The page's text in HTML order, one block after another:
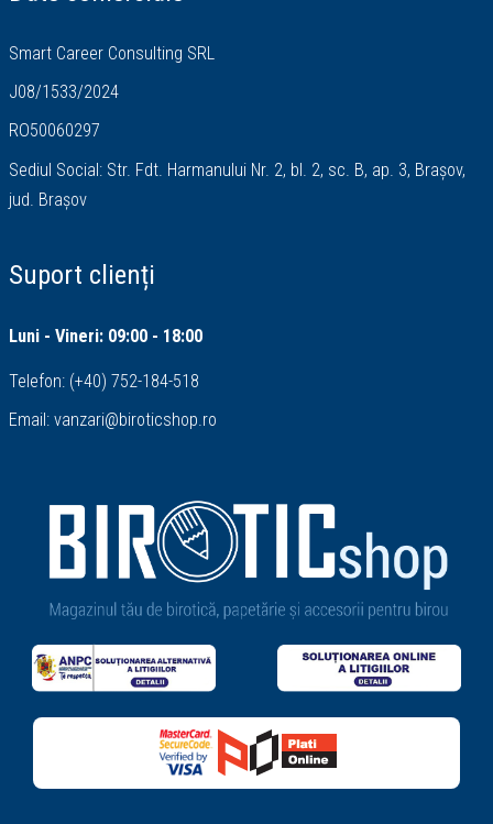
Smart Career Consulting SRL
J08/1533/2024
RO50060297
Sediul Social: Str. Fdt. Harmanului Nr. 2, bl. 2, sc. B, ap. 3, Brașov,
jud. Brașov
Suport clienți
Luni - Vineri: 09:00 - 18:00
Telefon: (+40) 752-184-518
Email: vanzari@biroticshop.ro